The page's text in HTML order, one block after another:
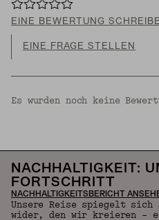
EINE BEWERTUNG
EINE FRAGE STELLEN
Es wurden noch keine
NACHHALTIGKEIT:
FORTSCHRITT
NACHHALTIGKEITSBERICHT
Unsere Reise spiegelt sich
wider, den wir kreieren –